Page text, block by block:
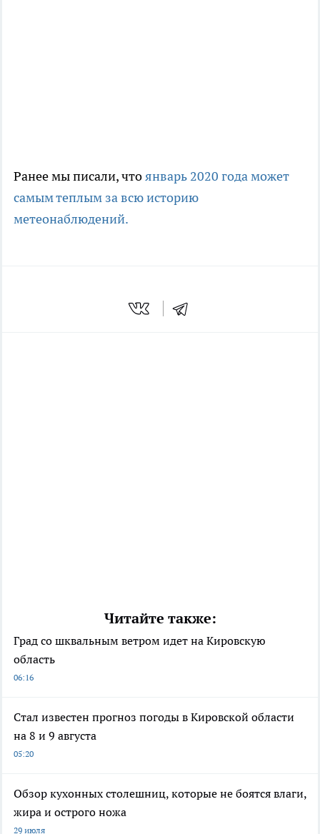
Ранее мы писали, чтоянварь 2020 года может
самым теплым за всю историю
метеонаблюдений.
Читайте также:
Град со шквальным ветром идет на Кировскую
область
06:16
Стал известен прогноз погоды в Кировской области
на 8 и 9 августа
05:20
Обзор кухонных столешниц, которые не боятся влаги,
жира и острого ножа
29 июля